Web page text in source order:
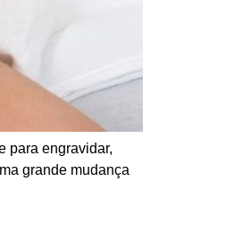
para engravidar,
grande mudança